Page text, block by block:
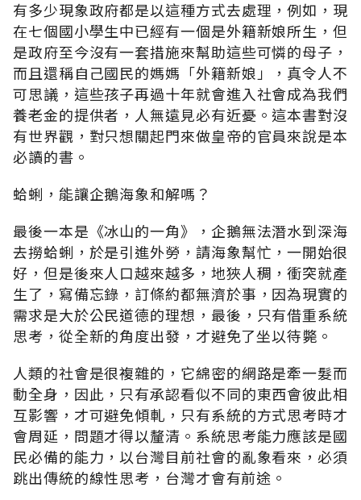
有多少現象政府都是以這種方式去處理，例如，現
在七個國小學生中已經有一個是外籍新娘所生，但
是政府至今沒有一套措施來幫助這些可憐的母子，
而且還稱自己國民的媽媽「外籍新娘」，真令人不
可思議，這些孩子再過十年就會進入社會成為我們
養老金的提供者，人無遠見必有近憂。這本書對沒
有世界觀，對只想關起門來做皇帝的官員來說是本
必讀的書。
蛤蜊，能讓企鵝海象和解嗎？
最後一本是《冰山的一角》，企鵝無法潛水到深海
去撈蛤蜊，於是引進外勞，請海象幫忙，一開始很
好，但是後來人口越來越多，地狹人稠，衝突就產
生了，寫備忘錄，訂條約都無濟於事，因為現實的
需求是大於公民道德的理想，最後，只有借重系統
思考，從全新的角度出發，才避免了坐以待斃。
人類的社會是很複雜的，它綿密的網路是牽一髮而
動全身，因此，只有承認看似不同的東西會彼此相
互影響，才可避免傾軋，只有系統的方式思考時才
會周延，問題才得以釐清。系統思考能力應該是國
民必備的能力，以台灣目前社會的亂象看來，必須
跳出傳統的線性思考，台灣才會有前途。